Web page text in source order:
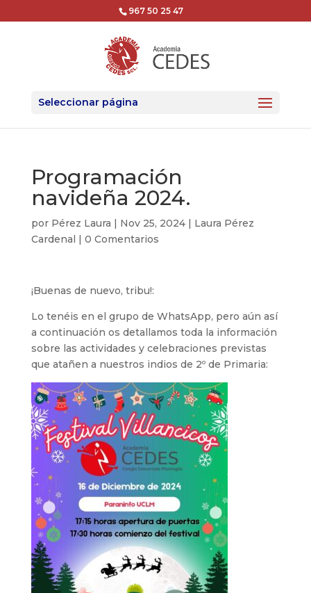
967 50 25 47
Seleccionar página
Programación
navideña 2024.
por Pérez Laura | Nov 25, 2024| Laura Pérez
Cardenal | 0 Comentarios
¡Buenas de nuevo, tribu!:
Lo tenéis en el grupo de WhatsApp, pero aún así
a continuación os detallamos toda la información
sobre las actividades y celebraciones previstas
que atañen a nuestros indios de 2º de Primaria: